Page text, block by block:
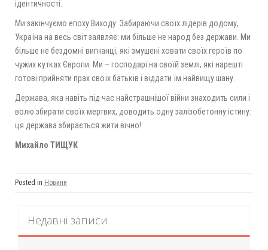
ідентичності.
Ми закінчуємо епоху Виходу. Забираючи своїх лідерів додому,
Україна на весь світ заявляє: ми більше не народ без держави. Ми
більше не бездомні вигнанці, які змушені ховати своїх героїв по
чужих кутках Європи. Ми – господарі на своїй землі, які нарешті
готові прийняти прах своїх батьків і віддати їм найвищу шану.
Держава, яка навіть під час найстрашнішої війни знаходить сили і
волю збирати своїх мертвих, доводить одну залізобетонну істину:
ця держава збирається жити вічно!
Михайло ТИЩУК
Posted in Новини
Недавні записи